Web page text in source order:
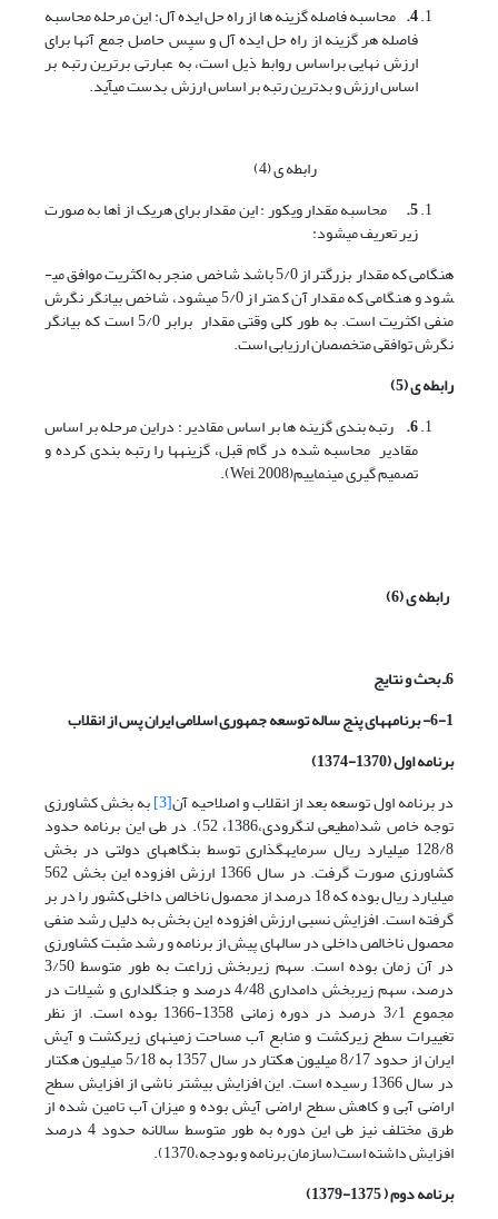
4. محاسبه فاصله گزینه ها از راه حل ایده آل: این مرحله محاسبه
فاصله هر گزینه از راه حل ایده آل و سپس حاصل جمع آن­ها برای
ارزش نهایی براساس روابط ذیل است، به عبارتی برترین رتبه بر
اساس ارزش و بدترین رتبه بر اساس ارزش بدست می­آید.
رابطه ی (4)
5.
محاسبه مقدار ویکور : این مقدار برای هریک از iها به صورت
زیر تعریف می­شود:
هنگامی که مقدار بزرگتر از 5/0 باشد شاخص منجر به اکثریت موافق می­
شود و هنگامی که مقدار آن کمتر از 5/0 می­شود، شاخص بیانگر نگرش
منفی اکثریت است. به طور کلی وقتی مقدار برابر 5/0 است که بیانگر
نگرش توافقی متخصصان ارزیابی است.
رابطه ی (5)
6. رتبه بندی گزینه ها بر اساس مقادیر : دراین مرحله بر اساس
مقادیر محاسبه شده در گام قبل، گزینه­ها را رتبه بندی کرده و
تصمیم گیری می­نماییم(Wei, 2008).
رابطه ی (6)
6ـ بحث و نتایج
6-1- برنامه­های پنج ساله توسعه جمهوری اسلامی ایران پس از انقلاب
برنامه اول (1370-1374)
در برنامه اول توسعه بعد از انقلاب و اصلاحیه آن[3] به بخش کشاورزی
توجه خاص شد(مطیعی لنگرودی،1386، 52). در طی این برنامه حدود
128/8 میلیارد ریال سرمایه­گذاری توسط بنگاه­های دولتی در بخش
کشاورزی صورت گرفت. در سال 1366 ارزش افزوده این بخش 562
میلیارد ریال بوده که 18 درصد از محصول ناخالص داخلی کشور را در بر
گرفته است. افزایش نسبی ارزش افزوده این بخش به دلیل رشد منفی
محصول ناخالص داخلی در سال­های پیش از برنامه و رشد مثبت کشاورزی
در آن زمان بوده است. سهم زیربخش زراعت به طور متوسط 3/50
درصد، سهم زیربخش دامداری 4/48 درصد و جنگلداری و شیلات در
مجموع 3/1 درصد در دوره زمانی 1358-1366 بوده است. از نظر
تغییرات سطح زیرکشت و منابع آب مساحت زمین­های زیرکشت و آیش
ایران از حدود 8/17 میلیون هکتار در سال 1357 به 5/18 میلیون هکتار
در سال 1366 رسیده است. این افزایش بیشتر ناشی از افزایش سطح
اراضی آبی و کاهش سطح اراضی آیش بوده و میزان آب تامین شده از
طرق مختلف نیز طی این دوره به طور متوسط سالانه حدود 4 درصد
افزایش داشته است(سازمان برنامه و بودجه،1370).
برنامه دوم ( 1375-1379)